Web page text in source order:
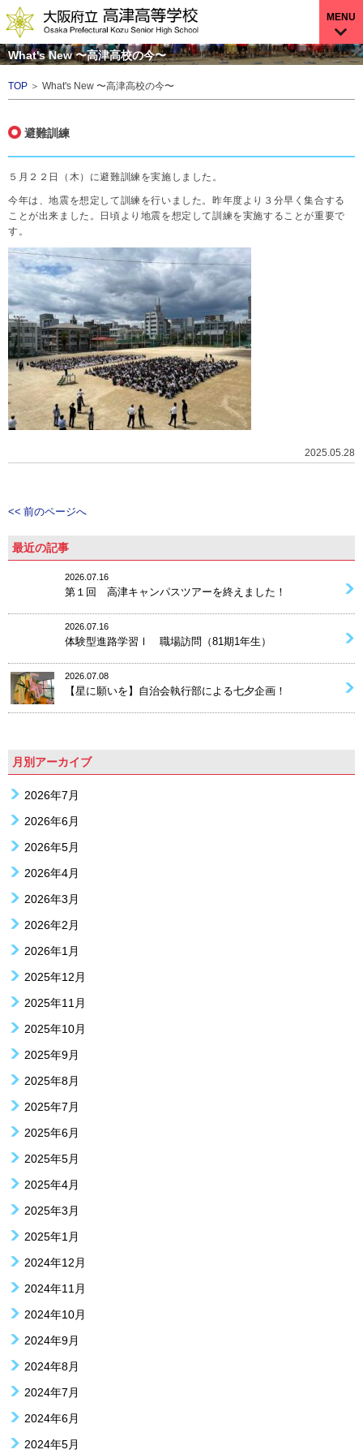
MENU
What's New 〜高津高校の今〜
TOP ＞ What's New 〜高津高校の今〜
避難訓練
５月２２日（木）に避難訓練を実施しました。
今年は、地震を想定して訓練を行いました。昨年度より３分早く集合する
ことが出来ました。日頃より地震を想定して訓練を実施することが重要で
す。
2025.05.28
<< 前のページへ
最近の記事
2026.07.16
第１回 高津キャンパスツアーを終えました！
2026.07.16
体験型進路学習Ⅰ 職場訪問（81期1年生）
2026.07.08
【星に願いを】自治会執行部による七夕企画！
月別アーカイブ
2026年7月
2026年6月
2026年5月
2026年4月
2026年3月
2026年2月
2026年1月
2025年12月
2025年11月
2025年10月
2025年9月
2025年8月
2025年7月
2025年6月
2025年5月
2025年4月
2025年3月
2025年1月
2024年12月
2024年11月
2024年10月
2024年9月
2024年8月
2024年7月
2024年6月
2024年5月